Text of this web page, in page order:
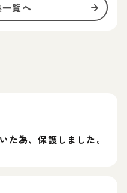
覧へ
た為、保護しました。